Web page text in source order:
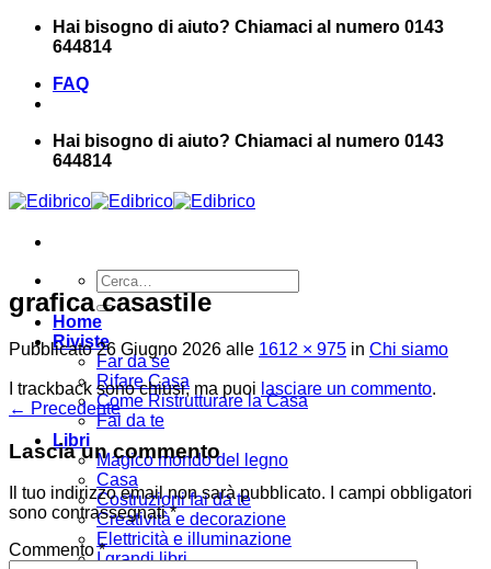
Salta
Hai bisogno di aiuto? Chiamaci al numero 0143
644814
FAQ
Hai bisogno di aiuto? Chiamaci al numero 0143
644814
Cerca:
Home
Riviste
Far da sé
Rifare Casa
Come Ristrutturare la Casa
Fai da te
Libri
Magico mondo del legno
Casa
Costruzioni fai da te
Creatività e decorazione
Elettricità e illuminazione
I grandi libri
grafica casastile
Pubblicato26 Giugno 2026 alle 1612 × 975 in Chi siamo
I trackback sono chiusi, ma puoi lasciare un commento.
← Precedente
Lascia un commento
Il tuo indirizzo email non sarà pubblicato.
I campi obbligatori
sono contrassegnati*
Commento*